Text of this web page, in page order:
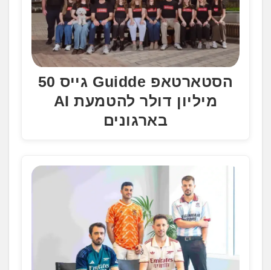
הסטארטאפ Guidde גייס 50
מיליון דולר להטמעת AI
בארגונים